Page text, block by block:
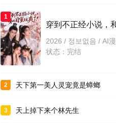
1
2026 / 정보없음 / AI漫
状态：完结
2 天下第一美人灵宠竟是蟑螂
3 天上掉下来个林先生